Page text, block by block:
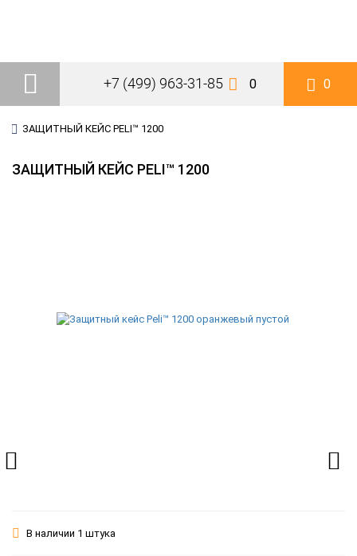
+7 (499) 963-31-85 0 0
ЗАЩИТНЫЙ КЕЙС PELI™ 1200
ЗАЩИТНЫЙ КЕЙС PELI™ 1200
В наличии 1 штука